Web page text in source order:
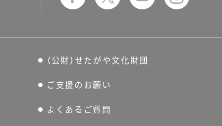
て「キレてる！」「いい血管出て
品にエールを送ります。～ワ
初戦 ポピュラーな作品にエ
ールを！掛け声を発表する様
（公財）せたがや文化財団
ご支援のお願い
よくあるご質問